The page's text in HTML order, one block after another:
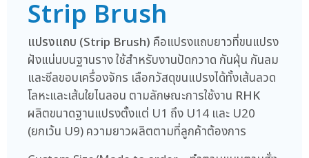
Strip Brush
แปรงแถบ (Strip Brush) คือแปรงแถบยาวที่ขนแปรง
ฝังแน่นบนฐานราง ใช้สำหรับงานปัดกวาด กันฝุ่น กันลม
และซีลขอบเครื่องจักร เลือกวัสดุขนแปรงได้ทั้งเส้นลวด
โลหะและเส้นใยไนลอน ตามลักษณะการใช้งาน RHK
ผลิตขนาดฐานแปรงตั้งแต่ U1 ถึง U14 และ U20
(ยกเว้น U9) ความยาวผลิตตามที่ลูกค้าต้องการ